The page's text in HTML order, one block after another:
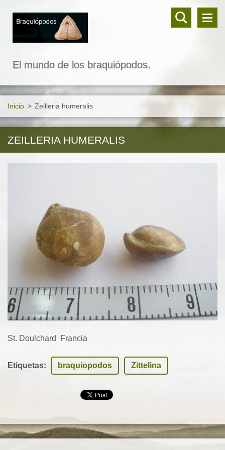
El mundo de los braquiópodos.
Inicio > Zeilleria humeralis
ZEILLERIA HUMERALIS
St. Doulchard Francia
Etiquetas: braquiopodos Zittelina